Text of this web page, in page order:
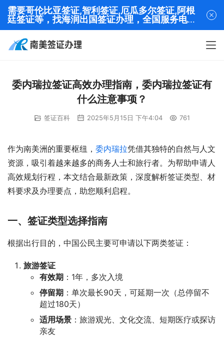
委内瑞拉签证高效办理指南，委内瑞拉签证有
什么注意事项？
签证百科 2025年5月15日 下午4:04 761
作为南美洲的重要枢纽， 委内瑞拉凭借其独特的自然与人文
资源，吸引着越来越多的商务人士和旅行者。为帮助申请人
高效规划行程，本文结合最新政策，深度解析签证类型、材
料要求及办理要点，助您顺利启程。
一、签证类型选择指南
根据出行目的，中国公民主要可申请以下两类签证：
旅游签证
有效期 ：1年，多次入境
停留期 ：单次最长90天，可延期一次（总停留不
超过180天）
适用场景 ：旅游观光、文化交流、短期医疗或探访
亲友
需要哥伦比亚签证,智利签证,厄瓜多尔签证,阿根
廷签证等，找海润出国签证办理，全国服务电话
13320282001